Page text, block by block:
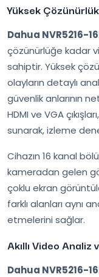
Yüksek
Dahua NVR5216-
çözünürlüğe kadar
sahiptir. Yüksek
olayların detaylı
güvenlik anlarının
HDMI ve VGA
sunarak, izleme
Cihazın 16 kanal
kameradan gelen
çoklu ekran
farklı alanları aynı
etmelerini sağlar.
Akıllı Video
Dahua NVR5216-